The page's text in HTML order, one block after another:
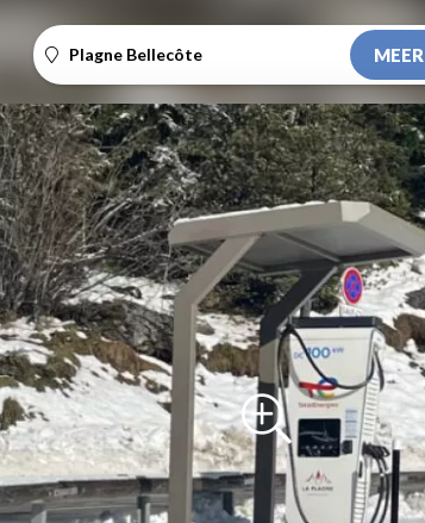
Plagne Bellecôte